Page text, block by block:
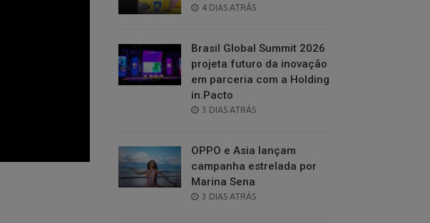
POSTED
4 DIAS ATRÁS
Brasil Global Summit 2026
projeta futuro da inovação
em parceria com a Holding
in.Pacto
POSTED
3 DIAS ATRÁS
OPPO e Asia lançam
campanha estrelada por
Marina Sena
POSTED
3 DIAS ATRÁS